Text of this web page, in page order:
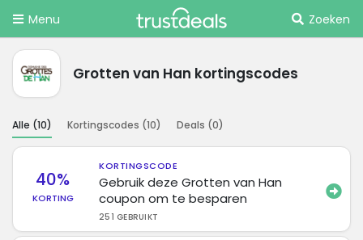
Menu Zoeken
Grotten van Han kortingscodes
Alle (10) Kortingscodes (10) Deals (0)
40%
KORTING
KORTINGSCODE
Gebruik deze Grotten van Han
coupon om te besparen
251 GEBRUIKT